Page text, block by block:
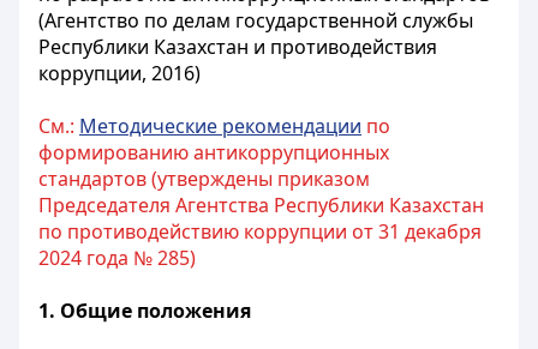
(Агентство по делам государственной службы
Республики Казахстан и противодействия
коррупции, 2016)
См.: Методические рекомендации по
формированию антикоррупционных
стандартов (утверждены приказом
Председателя Агентства Республики Казахстан
по противодействию коррупции от 31 декабря
2024 года № 285)
1. Общие положения